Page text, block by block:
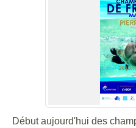
Début aujourd'hui des